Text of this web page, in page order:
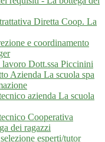
Diretta Coop. La
e coordinamento
Dott.ssa Piccinini
Azienda La scuola spa
azienda La scuola
Cooperativa
dei ragazzi
esperti/tutor